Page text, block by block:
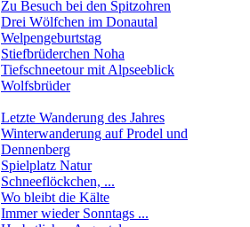
Zu Besuch bei den Spitzohren
Drei Wölfchen im Donautal
Welpengeburtstag
Stiefbrüderchen Noha
Tiefschneetour mit Alpseeblick
Wolfsbrüder
Letzte Wanderung des Jahres
Winterwanderung auf Prodel und
Dennenberg
Spielplatz Natur
Schneeflöckchen, ...
Wo bleibt die Kälte
Immer wieder Sonntags ...